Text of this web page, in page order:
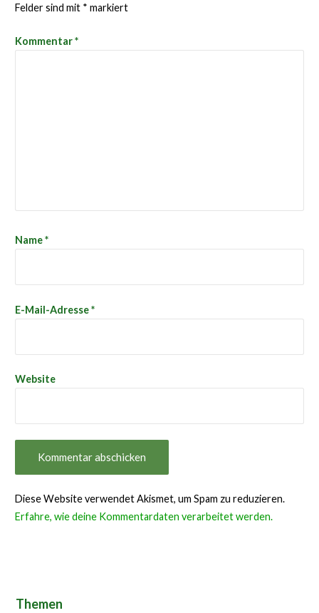
Felder sind mit * markiert
Kommentar*
Name*
E-Mail-Adresse*
Website
Diese Website verwendet Akismet, um Spam zu reduzieren.
Erfahre, wie deine Kommentardaten verarbeitet werden.
Themen